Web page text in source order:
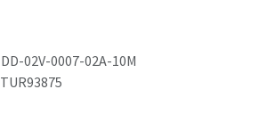
DD-02V-0007-02A-10M